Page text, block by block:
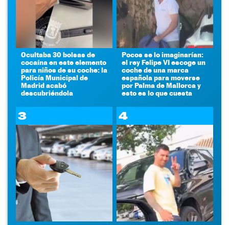
Ocultaba 30 bolsas de
cocaína en este elemento
para niños de su coche: la
Policía Municipal de
Madrid acabó
descubriéndola
Pocos se lo imaginarían:
el rey Felipe VI escoge un
coche de una marca
española para moverse
por Palma de Mallorca y
esto es lo que cuesta
3 4